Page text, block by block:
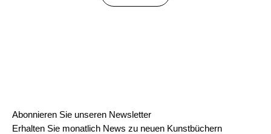
Abonnieren Sie unseren Newsletter
Erhalten Sie monatlich News zu neuen Kunstbüchern